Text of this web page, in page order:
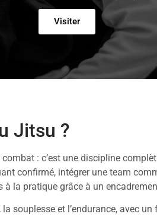
Visiter
Jitsu ?
: c’est une discipline
confirmé, intégrer une team
la pratique grâce à un
souplesse et l’endurance, avec